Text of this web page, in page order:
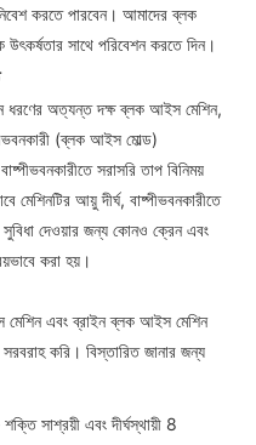
করতে পারবেন। আমাদের ব্লক
সাথে পরিবেশন করতে দিন।
ধরণের অত্যন্ত দক্ষ ব্লক আইস মেশিন,
(ব্লক আইস মোল্ড)
সরাসরি তাপ বিনিময়
আয়ু দীর্ঘ, বাষ্পীভবনকারীতে
সুবিধা দেওয়ার জন্য কোনও ক্রেন এবং
করা হয়।
মেশিন এবং ব্রাইন ব্লক আইস মেশিন
করি। বিস্তারিত জানার জন্য